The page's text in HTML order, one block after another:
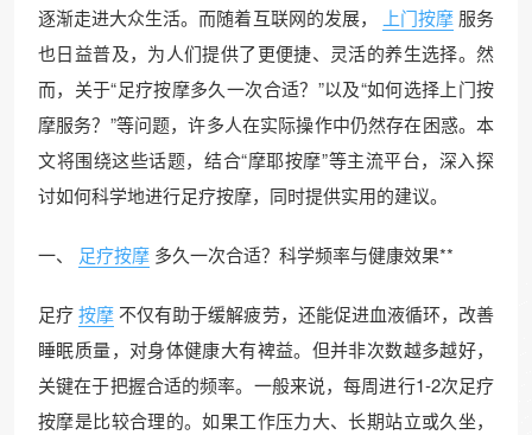
逐渐走进大众生活。而随着互联网的发展，
上门按摩 服务
也日益普及，为人们提供了更便捷、灵活的养生选择。然
而，关于“足疗按摩多久一次合适？”以及“如何选择上门按
摩服务？”等问题，许多人在实际操作中仍然存在困惑。本
文将围绕这些话题，结合“摩耶按摩”等主流平台，深入探
讨如何科学地进行足疗按摩，同时提供实用的建议。
一、 足疗按摩 多久一次合适？科学频率与健康效果**
足疗按摩不仅有助于缓解疲劳，还能促进血液循环，改善
睡眠质量，对身体健康大有裨益。但并非次数越多越好，
关键在于把握合适的频率。一般来说，每周进行1-2次足疗
按摩是比较合理的。如果工作压力大、长期站立或久坐，